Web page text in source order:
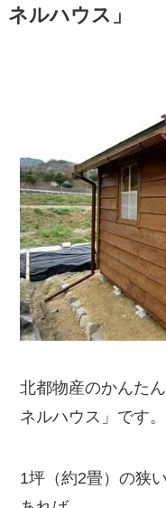
ネルハウス」
北都物産のかんた
ネルハウス」です。
1坪（約2畳）の狭